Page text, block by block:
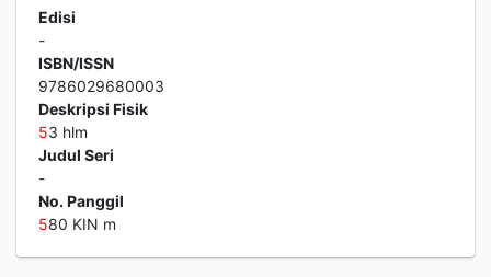
Edisi
-
ISBN/ISSN
9786029680003
Deskripsi Fisik
53 hlm
Judul Seri
-
No. Panggil
580 KIN m